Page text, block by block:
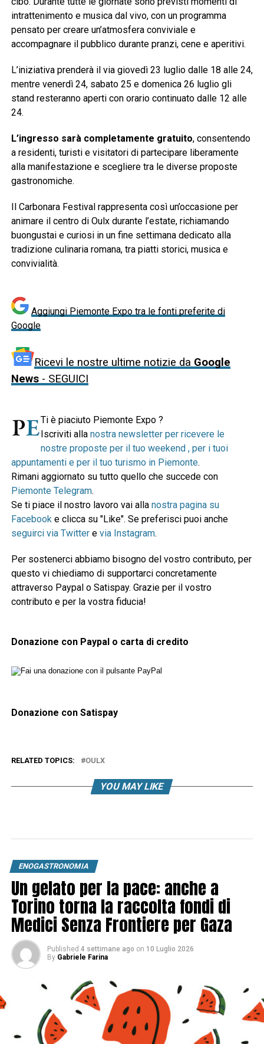
intrattenimento e musica dal vivo, con un programma
pensato per creare un’atmosfera conviviale e
accompagnare il pubblico durante pranzi, cene e aperitivi.
L’iniziativa prenderà il via giovedì 23 luglio dalle 18 alle 24,
mentre venerdì 24, sabato 25 e domenica 26 luglio gli
stand resteranno aperti con orario continuato dalle 12 alle
24.
L’ingresso sarà completamente gratuito, consentendo
a residenti, turisti e visitatori di partecipare liberamente
alla manifestazione e scegliere tra le diverse proposte
gastronomiche.
Il Carbonara Festival rappresenta così un’occasione per
animare il centro di Oulx durante l’estate, richiamando
buongustai e curiosi in un fine settimana dedicato alla
tradizione culinaria romana, tra piatti storici, musica e
convivialità.
Aggiungi Piemonte Expo tra le fonti preferite di
Google
Ricevi le nostre ultime notizie da Google
News- SEGUICI
Ti è piaciuto Piemonte Expo ?
Iscriviti alla nostra newsletter per ricevere le
nostre proposte per il tuo weekend , per i tuoi
appuntamenti e per il tuo turismo in Piemonte.
Rimani aggiornato su tutto quello che succede con
Piemonte Telegram.
Se ti piace il nostro lavoro vai alla nostra pagina su
Facebook e clicca su "Like". Se preferisci puoi anche
seguirci via Twittere via Instagram.
Per sostenerci abbiamo bisogno del vostro contributo, per
questo vi chiediamo di supportarci concretamente
attraverso Paypal o Satispay. Grazie per il vostro
contributo e per la vostra fiducia!
Donazione con Paypal o carta di credito
Donazione con Satispay
RELATED TOPICS: OULX
YOU MAY LIKE
ENOGASTRONOMIA
Un gelato per la pace: anche a
Torino torna la raccolta fondi di
Medici Senza Frontiere per Gaza
Published 4 settimane ago on 10 Luglio 2026
By Gabriele Farina